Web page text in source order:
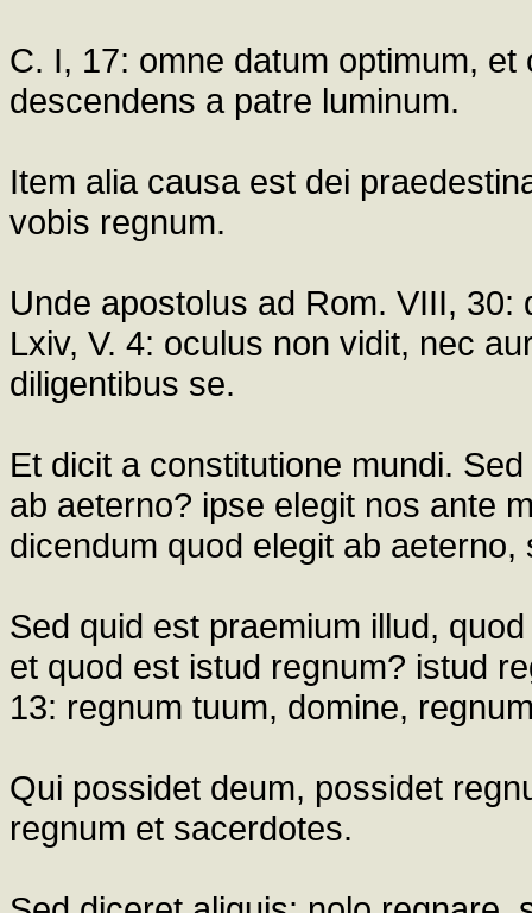
C. I, 17: omne datum optimum,
descendens a patre luminum.
Item alia causa est dei
vobis regnum.
Unde apostolus ad Rom. VIII,
Lxiv, V. 4: oculus non vidit, nec
diligentibus se.
Et dicit a constitutione mundi.
ab aeterno? ipse elegit nos ante
dicendum quod elegit ab
Sed quid est praemium illud,
et quod est istud regnum? istud
13: regnum tuum, domine,
Qui possidet deum, possidet
regnum et sacerdotes.